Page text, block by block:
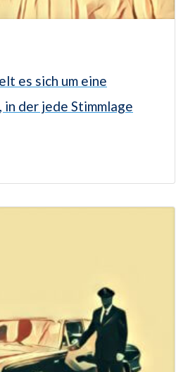
es sich um eine
der jede Stimmlage